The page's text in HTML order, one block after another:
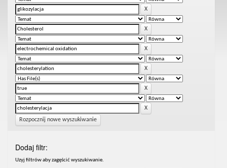
Rozpocznij nowe wyszukiwanie
Dodaj filtr:
Uzyj filtrów aby zagęścić wyszukiwanie.